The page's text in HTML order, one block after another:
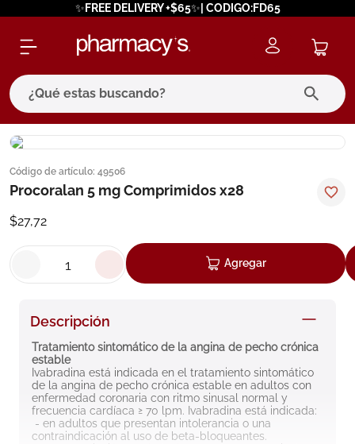
✨FREE DELIVERY +$65✨| CODIGO:FD65
¿Qué estas buscando?
Código de artículo: 49506
Procoralan 5 mg Comprimidos x28
$27,72
Agregar
Descripción
Tratamiento sintomático de la angina de pecho crónica
estable
Ivabradina está indicada en el tratamiento sintomático
de la angina de pecho crónica estable en adultos con
enfermedad coronaria con ritmo sinusal normal y
frecuencia cardíaca ≥ 70 lpm. Ivabradina está indicada:
contraindicación al uso de beta-bloqueantes.
términos más buscados
1. eucerin
bioderma
5. cerave
6 megacistin
7. degraler
8. roche posay
9. isdin
10.pañales